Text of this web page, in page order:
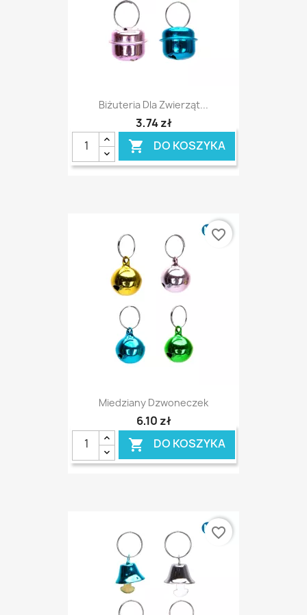
Biżuteria Dla Zwierząt...
3,74 zł
 DO KOSZYKA
Miedziany Dzwoneczek
6,10 zł
 DO KOSZYKA
favorite_border
favorite_border